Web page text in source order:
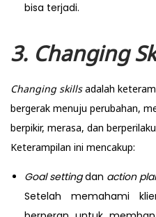
bisa terjadi.
3. Changing
Changing skillsadalah
bergerak menuju perubahan,
berpikir, merasa, dan
Keterampilan ini mencakup:
Goal settingdan action
Setelah memahami